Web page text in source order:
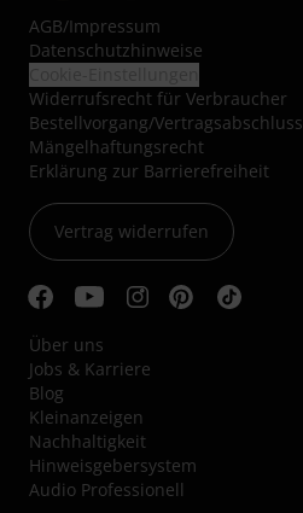
AGB/Impressum
Datenschutzhinweise
Widerrufsrecht für Verbraucher
Bestellvorgang/Vertragsabschluss
Mängelhaftungsrecht
Erklärung zur Barrierefreiheit
Vertrag widerrufen
Über uns
Jobs & Karriere
Blog
Kleinanzeigen
Nachhaltigkeit
Hinweisgebersystem
Audio Professionell